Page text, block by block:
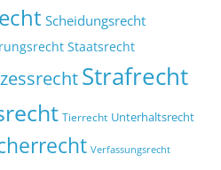
Scheidungsrecht
Staatsrecht
Strafrecht
Tierrecht Unterhaltsrecht
Verfassungsrecht